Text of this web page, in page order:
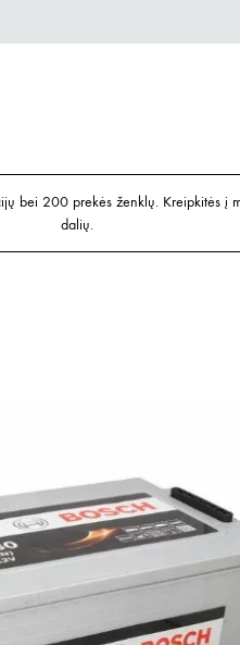
bei 200 prekės ženklų. Kreipkitės į
dalių.